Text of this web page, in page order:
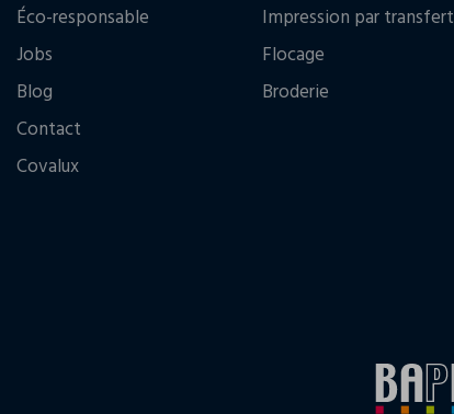
Éco-responsable
Jobs
Blog
Contact
Covalux
Impression par transfert
Flocage
Broderie